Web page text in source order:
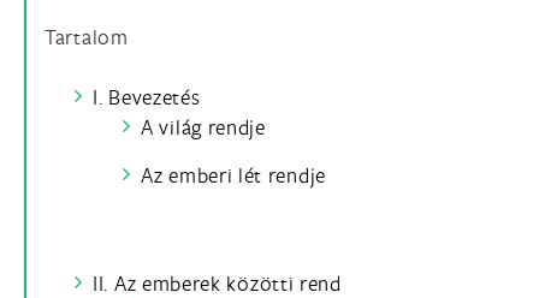
Tartalom
I. Bevezetés
A világ rendje
Az emberi lét rendje
II. Az emberek közötti rend